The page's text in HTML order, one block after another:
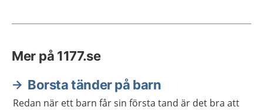
Mer på 1177.se
Borsta tänder på barn
Redan när ett barn får sin första tand är det bra att